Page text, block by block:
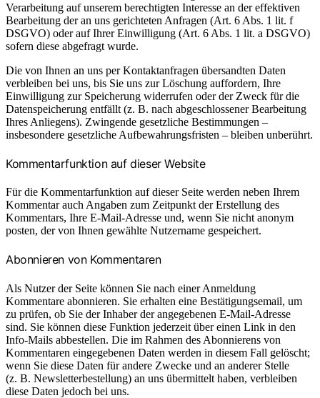
Verarbeitung auf unserem berechtigten Interesse an der effektiven
Bearbeitung der an uns gerichteten Anfragen (Art. 6 Abs. 1 lit. f
DSGVO) oder auf Ihrer Einwilligung (Art. 6 Abs. 1 lit. a DSGVO)
sofern diese abgefragt wurde.
Die von Ihnen an uns per Kontaktanfragen übersandten Daten
verbleiben bei uns, bis Sie uns zur Löschung auffordern, Ihre
Einwilligung zur Speicherung widerrufen oder der Zweck für die
Datenspeicherung entfällt (z. B. nach abgeschlossener Bearbeitung
Ihres Anliegens). Zwingende gesetzliche Bestimmungen –
insbesondere gesetzliche Aufbewahrungsfristen – bleiben unberührt.
Kommentar­funktion auf dieser Website
Für die Kommentarfunktion auf dieser Seite werden neben Ihrem
Kommentar auch Angaben zum Zeitpunkt der Erstellung des
Kommentars, Ihre E-Mail-Adresse und, wenn Sie nicht anonym
posten, der von Ihnen gewählte Nutzername gespeichert.
Abonnieren von Kommentaren
Als Nutzer der Seite können Sie nach einer Anmeldung
Kommentare abonnieren. Sie erhalten eine Bestätigungsemail, um
zu prüfen, ob Sie der Inhaber der angegebenen E-Mail-Adresse
sind. Sie können diese Funktion jederzeit über einen Link in den
Info-Mails abbestellen. Die im Rahmen des Abonnierens von
Kommentaren eingegebenen Daten werden in diesem Fall gelöscht;
wenn Sie diese Daten für andere Zwecke und an anderer Stelle
(z. B. Newsletterbestellung) an uns übermittelt haben, verbleiben
diese Daten jedoch bei uns.